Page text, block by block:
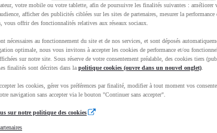
votre mobile ou votre tablette, afin de poursuivre les finalités suivantes : améliorer
afficher des publicités ciblées sur les sites de partenaires, mesurer la
vous offrir des fonctionnalités relatives aux réseaux sociaux.
nécessaires au fonctionnement du site et de nos services, et sont déposés
optimale, nous vous invitons à accepter les cookies de performance et/ou
sur notre site. Sous réserve de votre consentement préalable, des cookies tiers
finalités sont décrites dans la politique cookies (ouvre dans un nouvel onglet)
les cookies, gérer vos préférences par finalité, modifier à tout moment vos
navigation sans accepter via le bouton "Continuer sans accepter".
sur notre politique des cookies